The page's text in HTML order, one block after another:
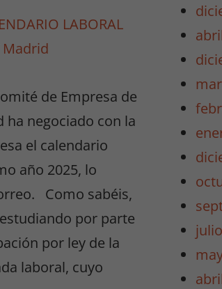
LABORAL
Madrid
de Empresa de
ha negociado con la
el calendario
año 2025, lo
Como sabéis,
por parte
por ley de la
laboral, cuyo